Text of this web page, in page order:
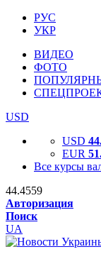
РУС
УКР
ВИДЕО
ФОТО
USD
USD
EUR
Все курсы
44.4559
Авторизация
Поиск
UA